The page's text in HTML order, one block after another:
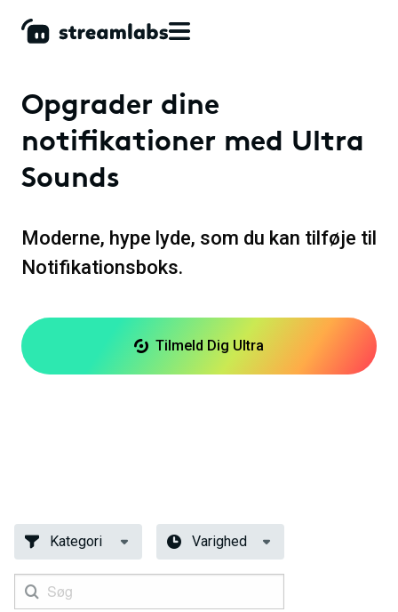
Opgrader dine
notifikationer med Ultra
Sounds
Moderne, hype lyde, som du kan tilføje til
Notifikationsboks.
Tilmeld Dig Ultra
Kategori Varighed